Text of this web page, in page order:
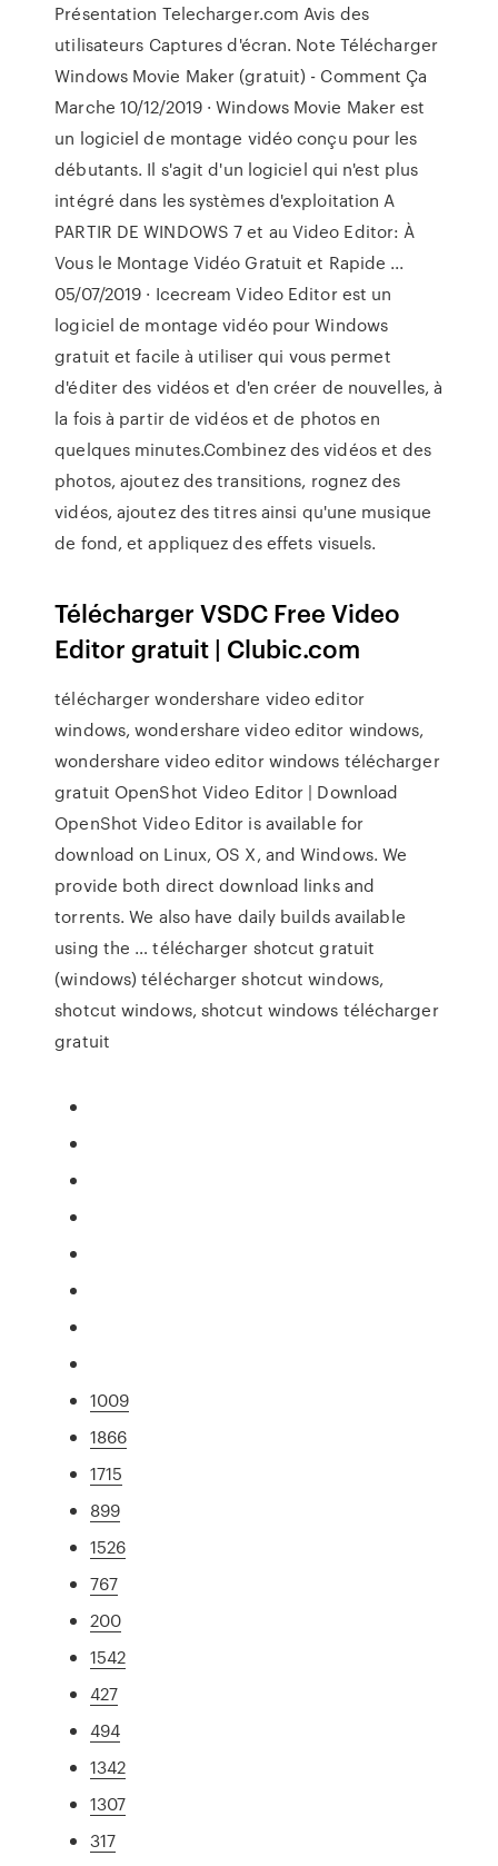
Présentation Telecharger.com Avis des
utilisateurs Captures d'écran. Note Télécharger
Windows Movie Maker (gratuit) - Comment Ça
Marche 10/12/2019 · Windows Movie Maker est
un logiciel de montage vidéo conçu pour les
débutants. Il s'agit d'un logiciel qui n'est plus
intégré dans les systèmes d'exploitation A
PARTIR DE WINDOWS 7 et au Video Editor: À
Vous le Montage Vidéo Gratuit et Rapide ...
05/07/2019 · Icecream Video Editor est un
logiciel de montage vidéo pour Windows
gratuit et facile à utiliser qui vous permet
d'éditer des vidéos et d'en créer de nouvelles, à
la fois à partir de vidéos et de photos en
quelques minutes.Combinez des vidéos et des
photos, ajoutez des transitions, rognez des
vidéos, ajoutez des titres ainsi qu'une musique
de fond, et appliquez des effets visuels.
Télécharger VSDC Free Video
Editor gratuit | Clubic.com
télécharger wondershare video editor
windows, wondershare video editor windows,
wondershare video editor windows télécharger
gratuit OpenShot Video Editor | Download
OpenShot Video Editor is available for
download on Linux, OS X, and Windows. We
provide both direct download links and
torrents. We also have daily builds available
using the … télécharger shotcut gratuit
(windows) télécharger shotcut windows,
shotcut windows, shotcut windows télécharger
gratuit
1009
1866
1715
899
1526
767
200
1542
427
494
1342
1307
317